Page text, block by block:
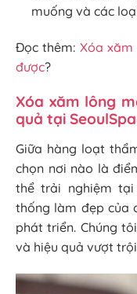
muống và các
Đọc thêm: Xóa
được?
Xóa xăm lông
quả tại
Giữa hàng loạt
chọn nơi nào là
thể trải nghiệm tại
thống làm đẹp của
phát triển. Chúng
và hiệu quả vượt